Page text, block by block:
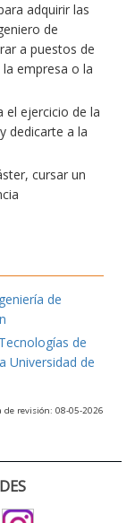
adquirir las
de
a puestos de
empresa o la
el ejercicio de la
dedicarte a la
cursar un
de
de
Universidad de
de revisión: 08-05-2026